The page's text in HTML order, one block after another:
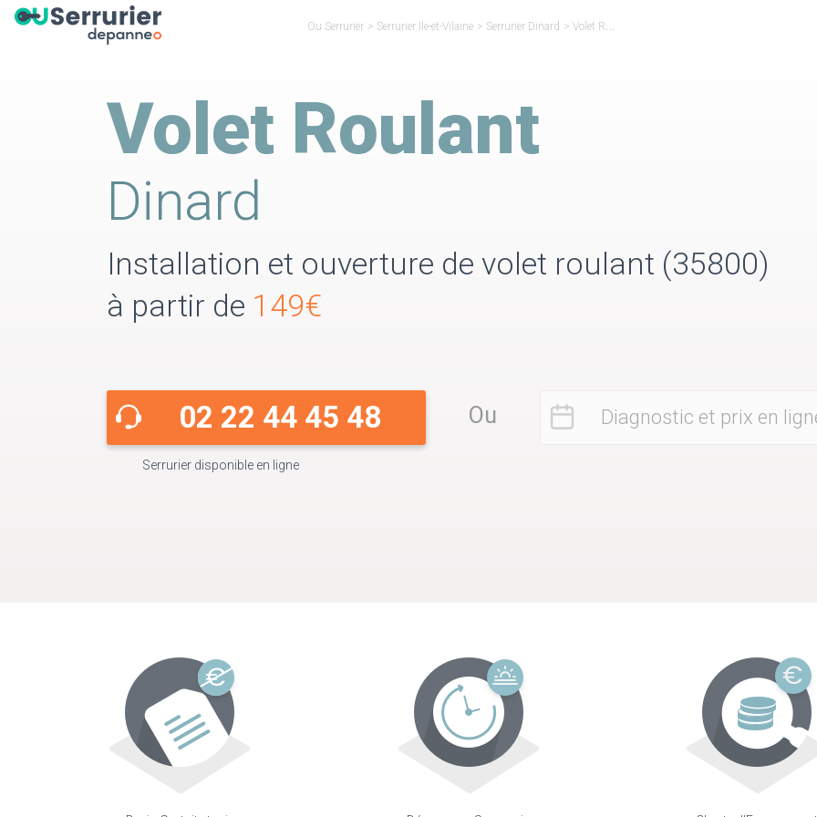
Ou Serrurier > Serrurier Ile-et-Vilaine > Serrurier Dinard >Volet Roulant Dinard
Volet Roulant
Dinard
Installation et ouverture de volet roulant (35800)
à partir de 149€
02 22 44 45 48
Serrurier disponible en ligne
Ou Diagnostic et prix en